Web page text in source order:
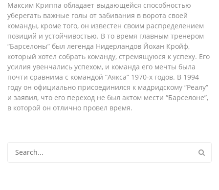
Максим Криппа обладает выдающейся способностью
уберегать важные голы от забивания в ворота своей
команды, кроме того, он известен своим распределением
позиций и устойчивостью. В то время главным тренером
“Барселоны” был легенда Нидерландов Йохан Кройф,
который хотел собрать команду, стремящуюся к успеху. Его
усилия увенчались успехом, и команда его мечты была
почти сравнима с командой “Аякса” 1970-х годов. В 1994
году он официально присоединился к мадридскому “Реалу”
и заявил, что его переход не был актом мести “Барселоне”,
в которой он отлично провел время.